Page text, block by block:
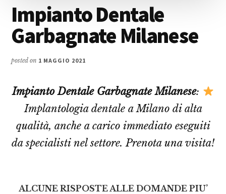
Impianto Dentale
Garbagnate Milanese
posted on 1 MAGGIO 2021
Impianto Dentale Garbagnate Milanese:
Implantologia dentale a Milano di alta
qualità, anche a carico immediato eseguiti
da specialisti nel settore. Prenota una visita!
ALCUNE RISPOSTE ALLE DOMANDE PIU’